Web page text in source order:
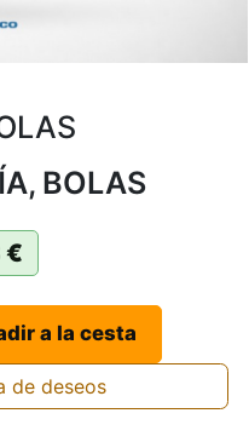
BOLAS
€
a la cesta
de deseos